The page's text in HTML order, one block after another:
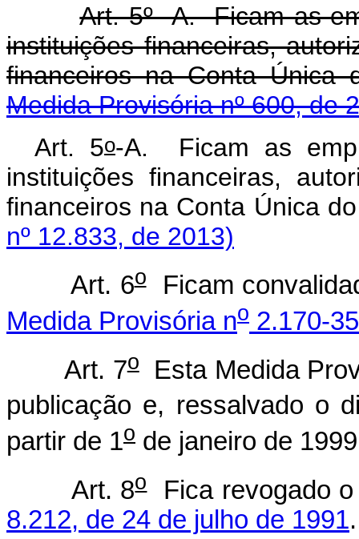
Art. 5º-A. Ficam as
instituições financeiras,
financeiros na Conta Única
Medida Provisória nº 600, de
Art. 5o-A. Ficam as
instituições financeiras,
financeiros na Conta Única
nº 12.833, de 2013)
Art. 6oFicam
Medida Provisória no 2.170-
Art. 7oEsta Medida
publicação e, ressalvado o
partir de 1o de janeiro de
Art. 8oFica revogado
8.212, de 24 de julho de 1991.